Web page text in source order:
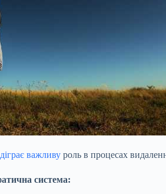
важливу роль в процесах
система: